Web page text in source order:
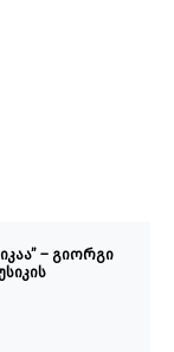
– გიორგი